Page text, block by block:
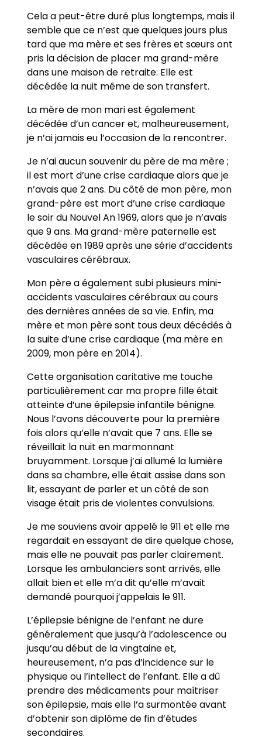
Cela a peut-être duré plus longtemps, mais il
semble que ce n’est que quelques jours plus
tard que ma mère et ses frères et sœurs ont
pris la décision de placer ma grand-mère
dans une maison de retraite. Elle est
décédée la nuit même de son transfert.
La mère de mon mari est également
décédée d’un cancer et, malheureusement,
je n’ai jamais eu l’occasion de la rencontrer.
Je n’ai aucun souvenir du père de ma mère ;
il est mort d’une crise cardiaque alors que je
n’avais que 2 ans. Du côté de mon père, mon
grand-père est mort d’une crise cardiaque
le soir du Nouvel An 1969, alors que je n’avais
que 9 ans. Ma grand-mère paternelle est
décédée en 1989 après une série d’accidents
vasculaires cérébraux.
Mon père a également subi plusieurs mini-
accidents vasculaires cérébraux au cours
des dernières années de sa vie. Enfin, ma
mère et mon père sont tous deux décédés à
la suite d’une crise cardiaque (ma mère en
2009, mon père en 2014).
Cette organisation caritative me touche
particulièrement car ma propre fille était
atteinte d’une épilepsie infantile bénigne.
Nous l’avons découverte pour la première
fois alors qu’elle n’avait que 7 ans. Elle se
réveillait la nuit en marmonnant
bruyamment. Lorsque j’ai allumé la lumière
dans sa chambre, elle était assise dans son
lit, essayant de parler et un côté de son
visage était pris de violentes convulsions.
Je me souviens avoir appelé le 911 et elle me
regardait en essayant de dire quelque chose,
mais elle ne pouvait pas parler clairement.
Lorsque les ambulanciers sont arrivés, elle
allait bien et elle m’a dit qu’elle m’avait
demandé pourquoi j’appelais le 911.
L’épilepsie bénigne de l’enfant ne dure
généralement que jusqu’à l’adolescence ou
jusqu’au début de la vingtaine et,
heureusement, n’a pas d’incidence sur le
physique ou l’intellect de l’enfant. Elle a dû
prendre des médicaments pour maîtriser
son épilepsie, mais elle l’a surmontée avant
d’obtenir son diplôme de fin d’études
secondaires.